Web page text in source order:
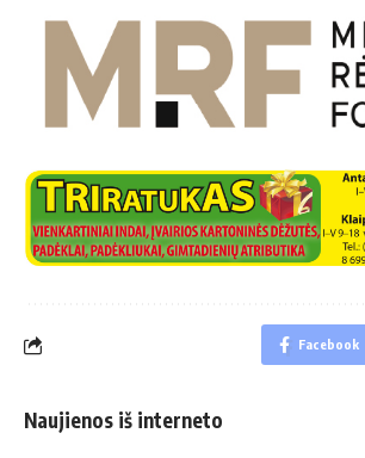
Facebook
Naujienos iš interneto